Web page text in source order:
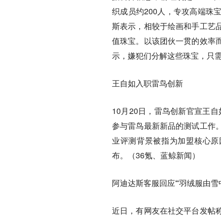
织成员约200人，专攻高端珠
斯表示，相较于绘画和手工艺
值珠宝。以该团伙一贯的效率
示，嫌犯们分解这些珠宝，只
王自如入职雷鸟创新
10月20日，雷鸟创新官宣王
参与雷鸟最新新品的测试工作
业评测背景被指为加盟核心
布。（36氪、蓝鲸新闻）
阿迪达斯客服回应“羽绒服由
近日，有网友在社交平台发帖